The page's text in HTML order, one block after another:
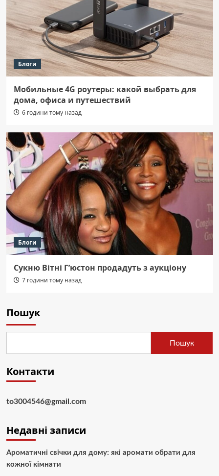
Блоги
Мобильные 4G роутеры: какой выбрать для
дома, офиса и путешествий
6 години тому назад
Блоги
Сукню Вітні Г’юстон продадуть з аукціону
7 години тому назад
Пошук
Пошук
Контакти
to3004546@gmail.com
Недавні записи
Ароматичні свічки для дому: які аромати обрати для
кожної кімнати